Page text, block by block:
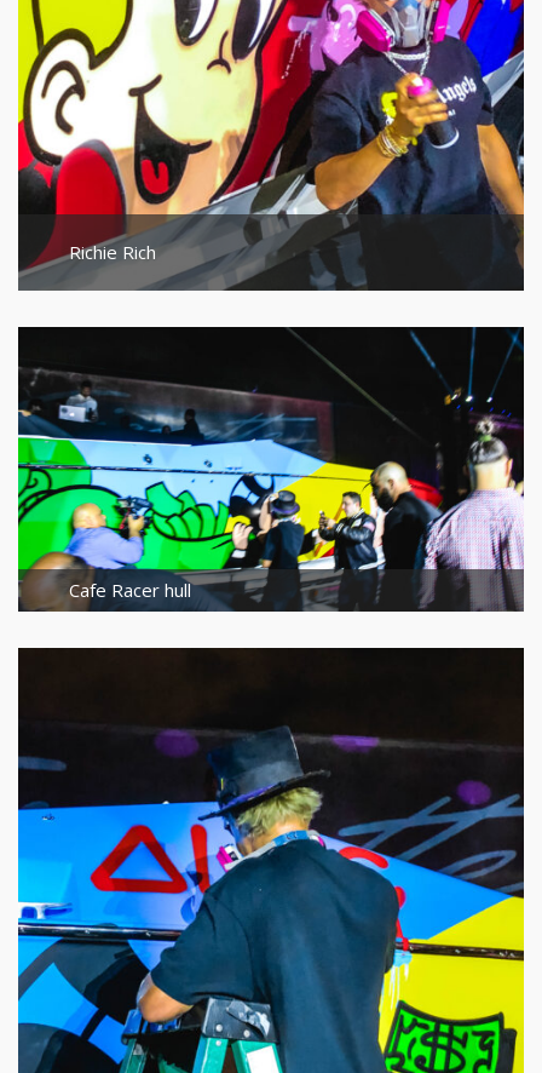
Richie Rich
Cafe Racer hull